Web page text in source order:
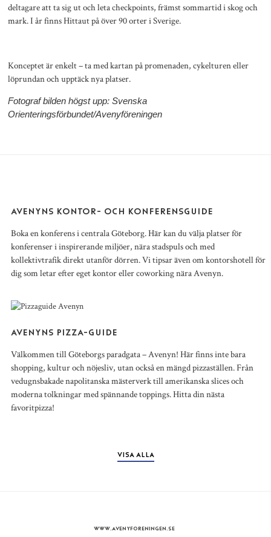
deltagare att ta sig ut och leta checkpoints, främst sommartid i skog och
mark. I år finns Hittaut på över 90 orter i Sverige.
Konceptet är enkelt – ta med kartan på promenaden, cykelturen eller
löprundan och upptäck nya platser.
Fotograf bilden högst upp: Svenska
Orienteringsförbundet/Avenyföreningen
AVENYNS KONTOR- OCH KONFERENSGUIDE
Boka en konferens i centrala Göteborg. Här kan du välja platser för
konferenser i inspirerande miljöer, nära stadspuls och med
kollektivtrafik direkt utanför dörren. Vi tipsar även om kontorshotell för
dig som letar efter eget kontor eller coworking nära Avenyn.
AVENYNS PIZZA-GUIDE
Välkommen till Göteborgs paradgata – Avenyn! Här finns inte bara
shopping, kultur och nöjesliv, utan också en mängd pizzaställen. Från
vedugnsbakade napolitanska mästerverk till amerikanska slices och
moderna tolkningar med spännande toppings. Hitta din nästa
favoritpizza!
VISA ALLA
WWW.AVENYFORENINGEN.SE